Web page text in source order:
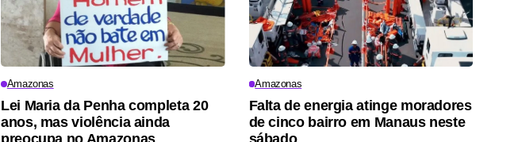
Amazonas
Lei Maria da Penha completa 20
anos, mas violência ainda
Amazonas
Falta de energia atinge moradores
de cinco bairro em Manaus neste